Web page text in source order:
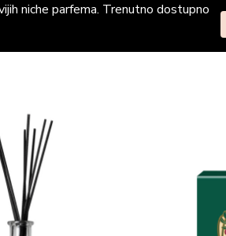
niche parfema. Trenutno dostupno